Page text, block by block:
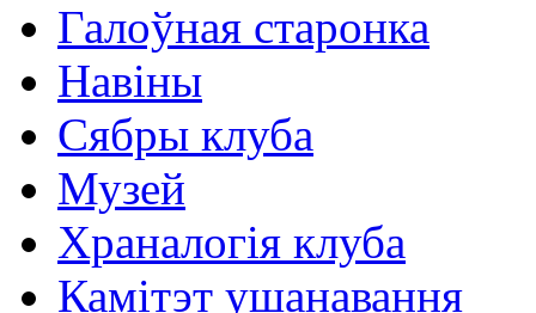
Галоўная старонка
Навіны
Сябры клуба
Музей
Храналогія клуба
Камітэт ушанавання